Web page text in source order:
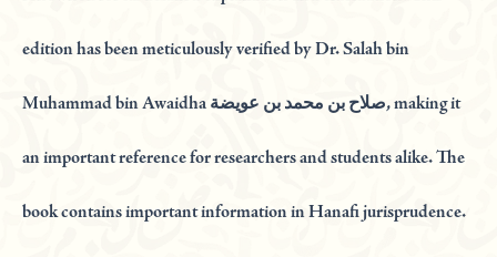
edition has been meticulously verified by Dr. Salah bin
Muhammad bin Awaidha صلاح بن محمد بن عويضة, making it
an important reference for researchers and students alike. The
book contains important information in Hanafi jurisprudence.